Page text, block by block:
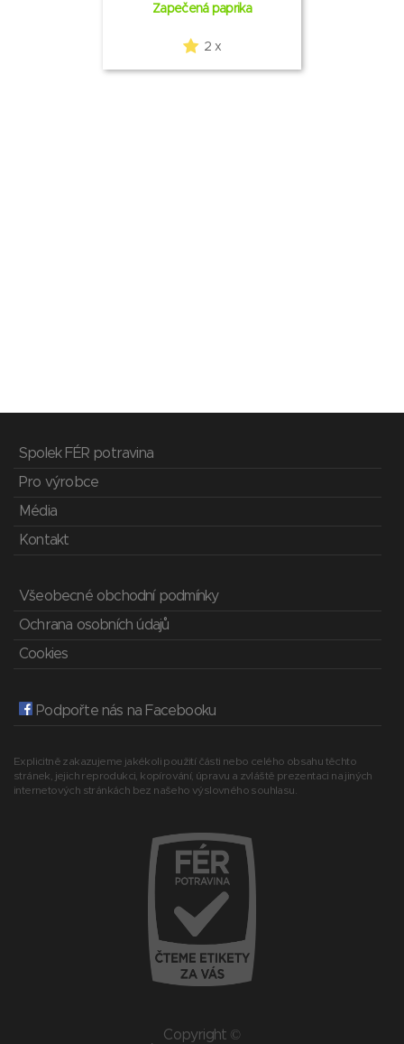
Zapečená paprika
2 x
Spolek FÉR potravina
Pro výrobce
Média
Kontakt
Všeobecné obchodní podmínky
Ochrana osobních údajů
Cookies
Podpořte nás na Facebooku
Explicitně zakazujeme jakékoli použití části nebo celého obsahu těchto
stránek, jejich reprodukci, kopírování, úpravu a zvláště prezentaci na jiných
internetových stránkách bez našeho výslovného souhlasu.
Copyright ©